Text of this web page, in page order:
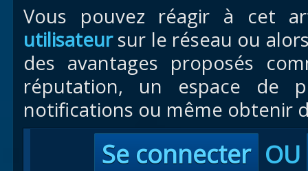
Vous pouvez réagir à cet
utilisateursur le réseau ou
des avantages proposés
réputation, un espace de
notifications ou même obtenir
Se connecter OU